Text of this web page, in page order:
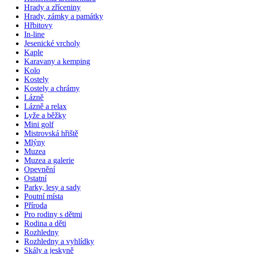
Hrady a zříceniny
Hrady, zámky a památky
Hřbitovy
In-line
Jesenické vrcholy
Kaple
Karavany a kemping
Kolo
Kostely
Kostely a chrámy
Lázně
Lázně a relax
Lyže a běžky
Mini golf
Mistrovská hřiště
Mlýny
Muzea
Muzea a galerie
Opevnění
Ostatní
Parky, lesy a sady
Poutní místa
Příroda
Pro rodiny s dětmi
Rodina a děti
Rozhledny
Rozhledny a vyhlídky
Skály a jeskyně